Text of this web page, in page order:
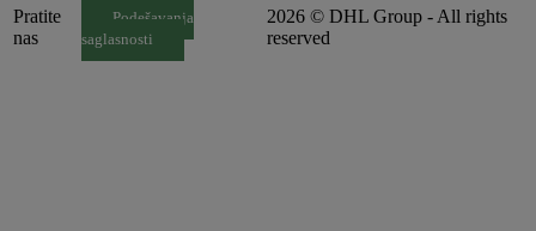
Pratite
nas
Podešavanja
saglasnosti
2026 © DHL Group - All rights
reserved